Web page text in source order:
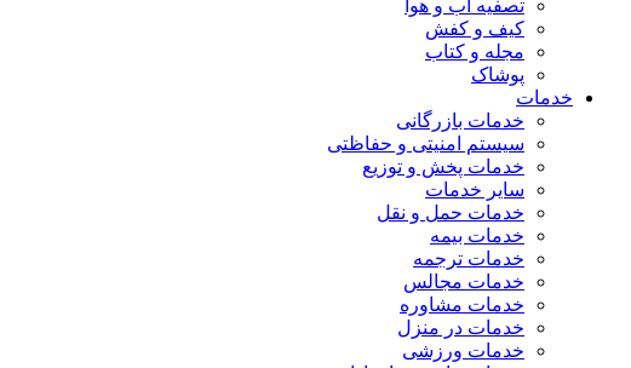
تصفیه آب و هوا
کیف و کفش
مجله و کتاب
پوشاک
خدمات
خدمات بازرگانی
سیستم امنیتی و حفاظتی
خدمات پخش و توزیع
سایر خدمات
خدمات حمل و نقل
خدمات بیمه
خدمات ترجمه
خدمات مجالس
خدمات مشاوره
خدمات در منزل
خدمات ورزشی